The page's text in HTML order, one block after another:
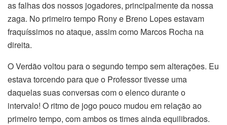
as falhas dos nossos jogadores, principalmente da nossa
zaga. No primeiro tempo Rony e Breno Lopes estavam
fraquíssimos no ataque, assim como Marcos Rocha na
direita.
O Verdão voltou para o segundo tempo sem alterações. Eu
estava torcendo para que o Professor tivesse uma
daquelas suas conversas com o elenco durante o
intervalo! O ritmo de jogo pouco mudou em relação ao
primeiro tempo, com ambos os times ainda equilibrados.